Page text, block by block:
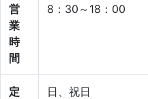
営
業
時
間
8：30～18：00
定
日、祝日